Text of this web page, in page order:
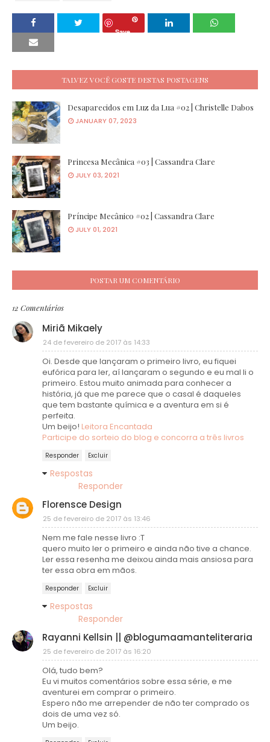
Save
TALVEZ VOCÊ GOSTE DESTAS POSTAGENS
Desaparecidos em Luz da Lua #02 | Christelle Dabos
JANUARY 07, 2023
Princesa Mecânica #03 | Cassandra Clare
JULY 03, 2021
Príncipe Mecânico #02 | Cassandra Clare
JULY 01, 2021
POSTAR UM COMENTÁRIO
12 Comentários
Miriã Mikaely
24 de fevereiro de 2017 às 14:33
Oi. Desde que lançaram o primeiro livro, eu fiquei
eufórica para ler, aí lançaram o segundo e eu mal li o
primeiro. Estou muito animada para conhecer a
história, já que me parece que o casal é daqueles
que tem bastante química e a aventura em si é
perfeita.
Um beijo! Leitora Encantada
Participe do sorteio do blog e concorra a três livros
Responder Excluir
Respostas
Responder
Florensce Design
25 de fevereiro de 2017 às 13:46
Nem me fale nesse livro :T
quero muito ler o primeiro e ainda não tive a chance.
Ler essa resenha me deixou ainda mais ansiosa para
ter essa obra em mãos.
Responder Excluir
Respostas
Responder
Rayanni Kellsin || @blogumaamanteliteraria
25 de fevereiro de 2017 às 16:20
Olá, tudo bem?
Eu vi muitos comentários sobre essa série, e me
aventurei em comprar o primeiro.
Espero não me arrepender de não ter comprado os
dois de uma vez só.
Um beijo.